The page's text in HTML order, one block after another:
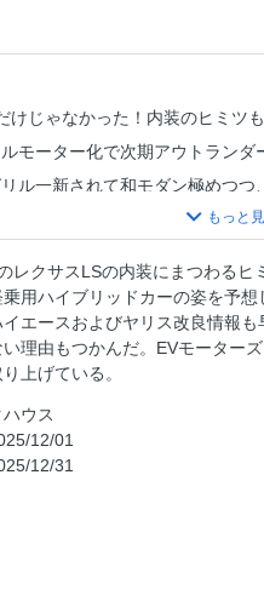
けじゃなかった！内装のヒミツ
モーター化で次期アウトランダ
ル一新されて和モダン極めつ
うやく軽自動車にもeスマート・
裏モビショーで紹介するモビリ
ス、エクストレイル、レクサス
スペーシア・ベース＞
探偵団
喜怒愛楽【ジャパン・モビリテ
レクサスLSの内装にまつわる
用ハイブリッドカーの姿を予
イエースおよびヤリス改良情報
理由もつかんだ。EVモーター
上げている。
ウス
12/01
12/31